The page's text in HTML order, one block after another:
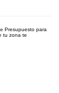
Presupuesto para
tu zona te